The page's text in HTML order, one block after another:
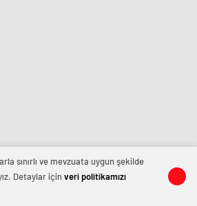
sınırlı ve mevzuata uygun şekilde
Detaylar içinveri politikamızı